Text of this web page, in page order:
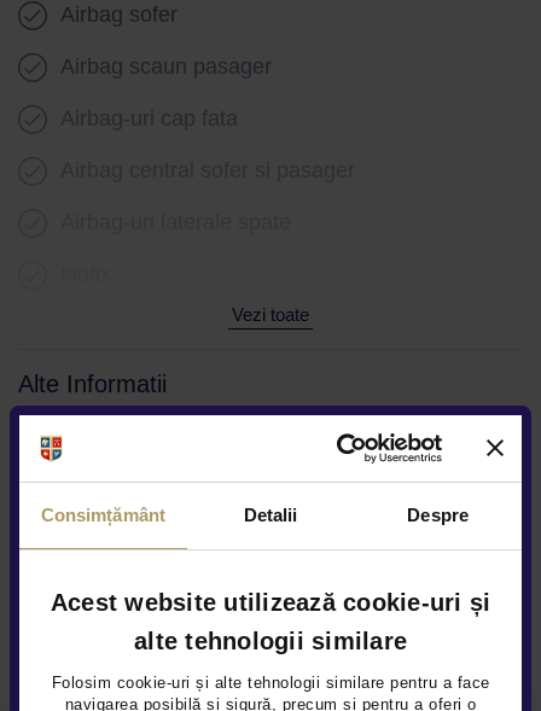
Consimțământ Detalii Despre
Acest website utilizează cookie-uri și
alte tehnologii similare
Folosim cookie-uri și alte tehnologii similare pentru a face
navigarea posibilă și sigură, precum și pentru a oferi o
Airbag sofer
Airbag scaun pasager
Airbag-uri cap fata
Vezi toate
Alte Informatii
Numar chei disponibile 2
Alte servicii disponibile